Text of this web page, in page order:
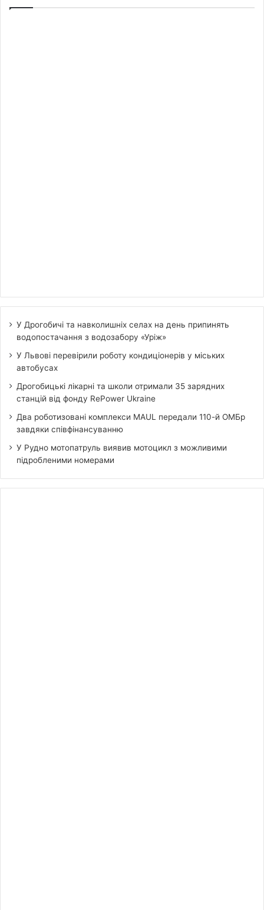
кондиціонерів у міських автобусах
У Дрогобичі та навколишніх селах на день припинять
водопостачання з водозабору «Уріж»
У Львові перевірили роботу кондиціонерів у міських
автобусах
Дрогобицькі лікарні та школи отримали 35 зарядних
станцій від фонду RePower Ukraine
Два роботизовані комплекси MAUL передали 110-й ОМБр
завдяки співфінансуванню
У Рудно мотопатруль виявив мотоцикл з можливими
підробленими номерами